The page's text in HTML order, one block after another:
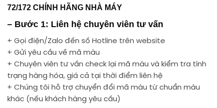
72/172 CHÍNH HÃNG NHÀ MÁY
– Bước 1: Liên hệ chuyên viên tư vấn
+ Gọi điện/Zalo đến số Hotline trên website
+ Gửi yêu cầu về mã màu
+ Chuyên viên tư vấn check lại mã màu và kiểm tra tình
trạng hàng hóa, giá cả tại thời điểm liên hệ
+ Chúng tôi hỗ trợ chuyển đổi mã màu từ chuẩn màu
khác (nếu khách hàng yêu cầu)